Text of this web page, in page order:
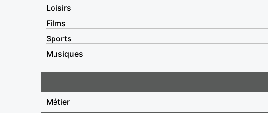
Loisirs
Films
Sports
Musiques
Métier